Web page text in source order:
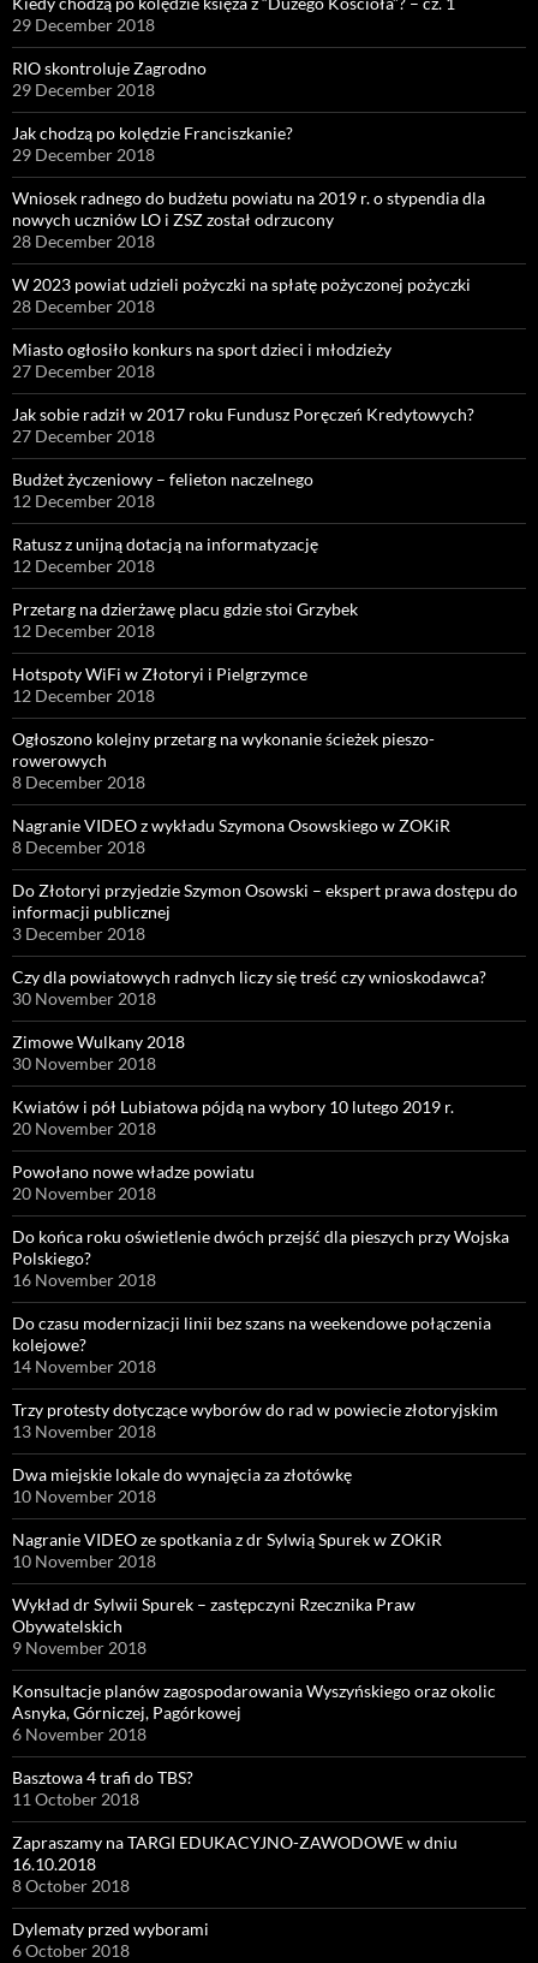
29 December 2018
RIO skontroluje Zagrodno
29 December 2018
Jak chodzą po kolędzie Franciszkanie?
29 December 2018
Wniosek radnego do budżetu powiatu na 2019 r. o stypendia dla
nowych uczniów LO i ZSZ został odrzucony
28 December 2018
W 2023 powiat udzieli pożyczki na spłatę pożyczonej pożyczki
28 December 2018
Miasto ogłosiło konkurs na sport dzieci i młodzieży
27 December 2018
Jak sobie radził w 2017 roku Fundusz Poręczeń Kredytowych?
27 December 2018
Budżet życzeniowy – felieton naczelnego
12 December 2018
Ratusz z unijną dotacją na informatyzację
12 December 2018
Przetarg na dzierżawę placu gdzie stoi Grzybek
12 December 2018
Hotspoty WiFi w Złotoryi i Pielgrzymce
12 December 2018
Ogłoszono kolejny przetarg na wykonanie ścieżek pieszo-
rowerowych
8 December 2018
Nagranie VIDEO z wykładu Szymona Osowskiego w ZOKiR
8 December 2018
Do Złotoryi przyjedzie Szymon Osowski – ekspert prawa dostępu do
informacji publicznej
3 December 2018
Czy dla powiatowych radnych liczy się treść czy wnioskodawca?
30 November 2018
Zimowe Wulkany 2018
30 November 2018
Kwiatów i pół Lubiatowa pójdą na wybory 10 lutego 2019 r.
20 November 2018
Powołano nowe władze powiatu
20 November 2018
Do końca roku oświetlenie dwóch przejść dla pieszych przy Wojska
Polskiego?
16 November 2018
Do czasu modernizacji linii bez szans na weekendowe połączenia
kolejowe?
14 November 2018
Trzy protesty dotyczące wyborów do rad w powiecie złotoryjskim
13 November 2018
Dwa miejskie lokale do wynajęcia za złotówkę
10 November 2018
Nagranie VIDEO ze spotkania z dr Sylwią Spurek w ZOKiR
10 November 2018
Wykład dr Sylwii Spurek – zastępczyni Rzecznika Praw
Obywatelskich
9 November 2018
Konsultacje planów zagospodarowania Wyszyńskiego oraz okolic
Asnyka, Górniczej, Pagórkowej
6 November 2018
Basztowa 4 trafi do TBS?
11 October 2018
Zapraszamy na TARGI EDUKACYJNO-ZAWODOWE w dniu
16.10.2018
8 October 2018
Dylematy przed wyborami
6 October 2018